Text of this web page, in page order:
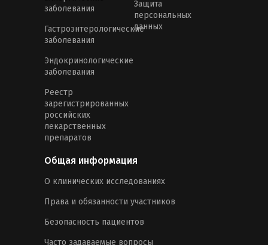
заболевания
Гастроэнтерологические
заболевания
Эндокринологические
заболевания
Реестр
зарегистрированных
российских
лекарственных
препаратов
Защита
персональных
данных
Общая информация
О клинических исследованиях
Права и обязанности участников
Безопасность пациентов
Часто задаваемые вопросы